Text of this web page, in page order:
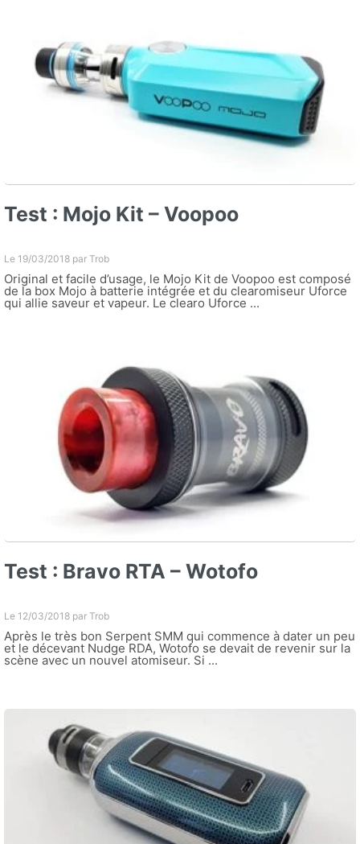
Test : Mojo Kit – Voopoo
Le 19/03/2018 par Trob
Original et facile d’usage, le Mojo Kit de Voopoo est composé
de la box Mojo à batterie intégrée et du clearomiseur Uforce
qui allie saveur et vapeur. Le clearo Uforce ...
Test : Bravo RTA – Wotofo
Le 12/03/2018 par Trob
Après le très bon Serpent SMM qui commence à dater un peu
et le décevant Nudge RDA, Wotofo se devait de revenir sur la
scène avec un nouvel atomiseur. Si ...